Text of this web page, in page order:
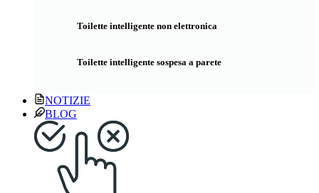
Toilette intelligente non elettronica
Toilette intelligente sospesa a parete
NOTIZIE
BLOG